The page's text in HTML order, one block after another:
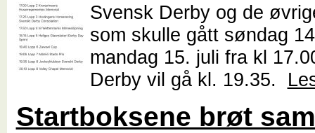
Svensk Derby og de
som skulle gått søndag
mandag 15. juli fra kl
Derby vil gå kl. 19.35.
Startboksene brøt